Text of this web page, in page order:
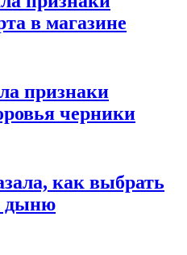
в магазине
признаки
черники
как выбрать
дыню